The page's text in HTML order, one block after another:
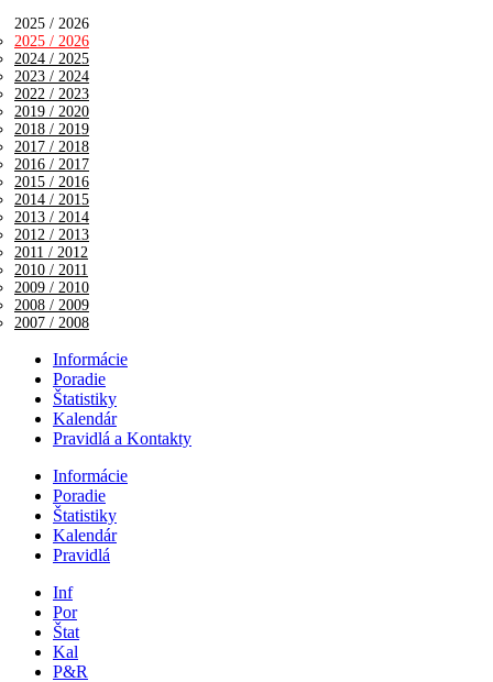
2025 / 2026
2025 / 2026
2024 / 2025
2023 / 2024
2022 / 2023
2019 / 2020
2018 / 2019
2017 / 2018
2016 / 2017
2015 / 2016
2014 / 2015
2013 / 2014
2012 / 2013
2011 / 2012
2010 / 2011
2009 / 2010
2008 / 2009
2007 / 2008
Informácie
Poradie
Štatistiky
Kalendár
Pravidlá a Kontakty
Informácie
Poradie
Štatistiky
Kalendár
Pravidlá
Inf
Por
Štat
Kal
P&R